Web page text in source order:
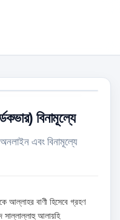
বিনামূল্যে
এবং বিনামূল্যে
আল্লাহর বাণী হিসেবে গ্রহণ
সাল্লাল্লাহু আলায়হি